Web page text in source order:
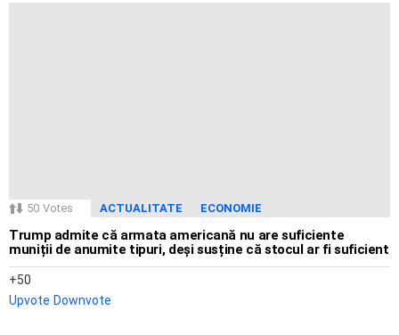
50 Votes ACTUALITATE ECONOMIE
Trump admite că armata americană nu are suficiente
muniții de anumite tipuri, deși susține că stocul ar fi suficient
50
Upvote Downvote